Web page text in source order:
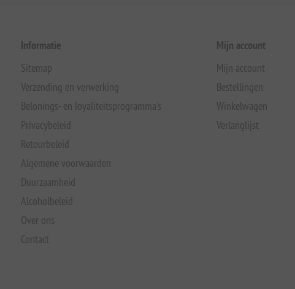
Informatie
Sitemap
Verzending en verwerking
Belonings- en loyaliteitsprogramma's
Privacybeleid
Retourbeleid
Algemene voorwaarden
Duurzaamheid
Alcoholbeleid
Over ons
Contact
Mijn account
Mijn account
Bestellingen
Winkelwagen
Verlanglijst